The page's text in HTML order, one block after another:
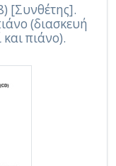
[Συνθέτης].
(διασκευή
πιάνο).